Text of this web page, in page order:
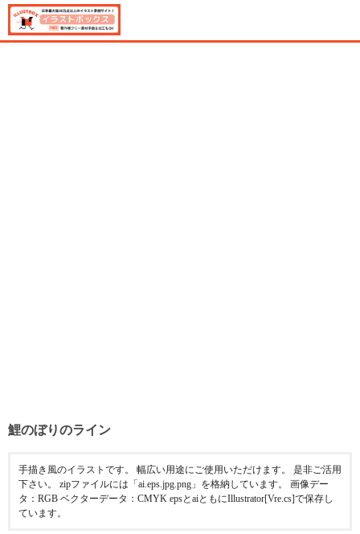
鯉のぼりのライン
手描き風のイラストです。 幅広い用途にご使用いただけます。 是非ご活用
下さい。 zipファイルには「ai.eps.jpg.png」を格納しています。 画像デー
タ：RGB ベクターデータ：CMYK epsとaiともにIllustrator[Vre.cs]で保存し
ています。